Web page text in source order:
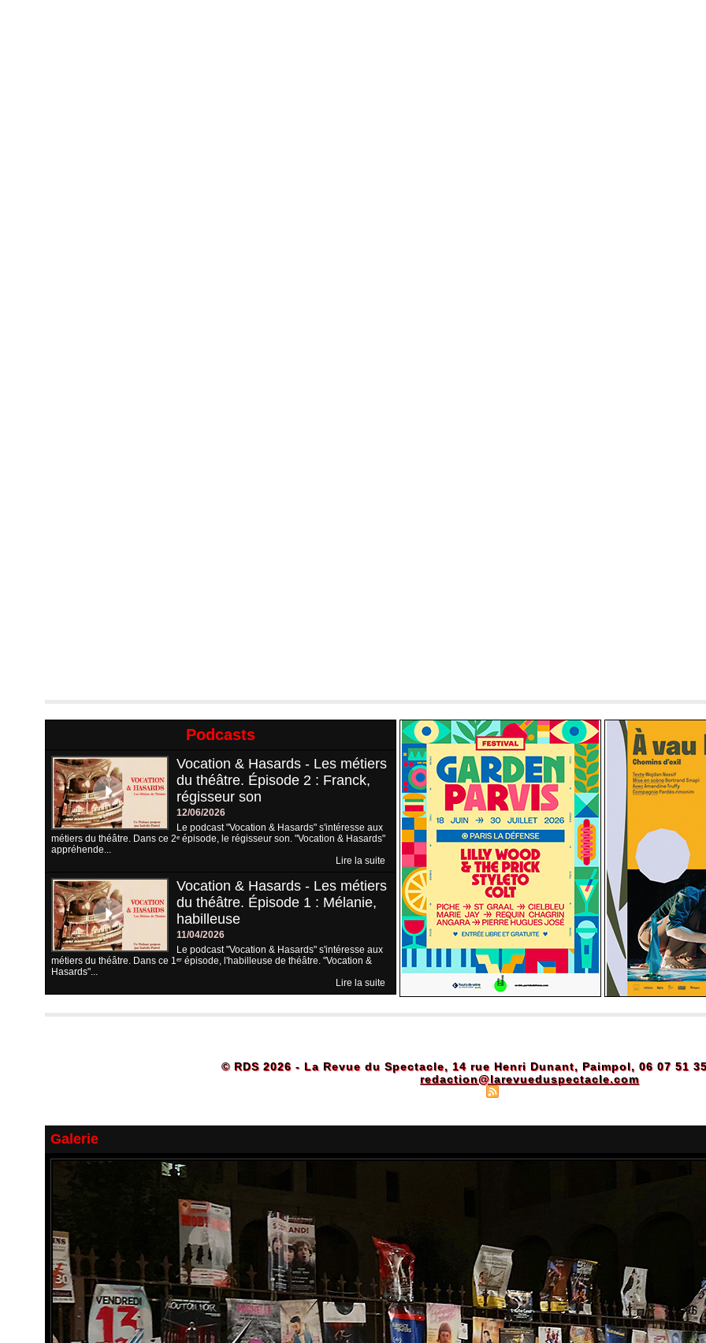
Podcasts
Vocation & Hasards - Les métiers
du théâtre. Épisode 2 : Franck,
régisseur son
12/06/2026
Le podcast "Vocation & Hasards" s'intéresse aux
métiers du théâtre. Dans ce 2ᵉ épisode, le régisseur son. "Vocation & Hasards"
appréhende...
Lire la suite
Vocation & Hasards - Les métiers
du théâtre. Épisode 1 : Mélanie,
habilleuse
11/04/2026
Le podcast "Vocation & Hasards" s'intéresse aux
métiers du théâtre. Dans ce 1ᵉʳ épisode, l'habilleuse de théâtre. "Vocation &
Hasards"...
Lire la suite
© RDS 2026 - La Revue du Spectacle, 14 rue Henri Dunant, Paimpol, 06 07 51
redaction@larevueduspectacle.com
Galerie